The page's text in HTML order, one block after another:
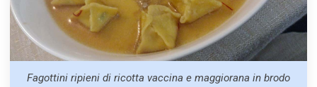
Fagottini ripieni di ricotta vaccina e maggiorana in brodo